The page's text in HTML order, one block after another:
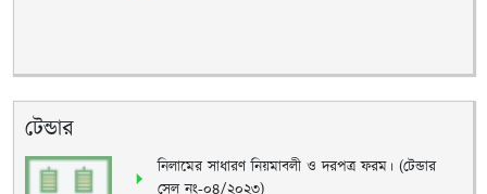
টেন্ডার
নিলামের সাধারণ নিয়মাবলী ও দরপত্র ফরম। (টেন্ডার
সেল নং-০৪/২০২৩)